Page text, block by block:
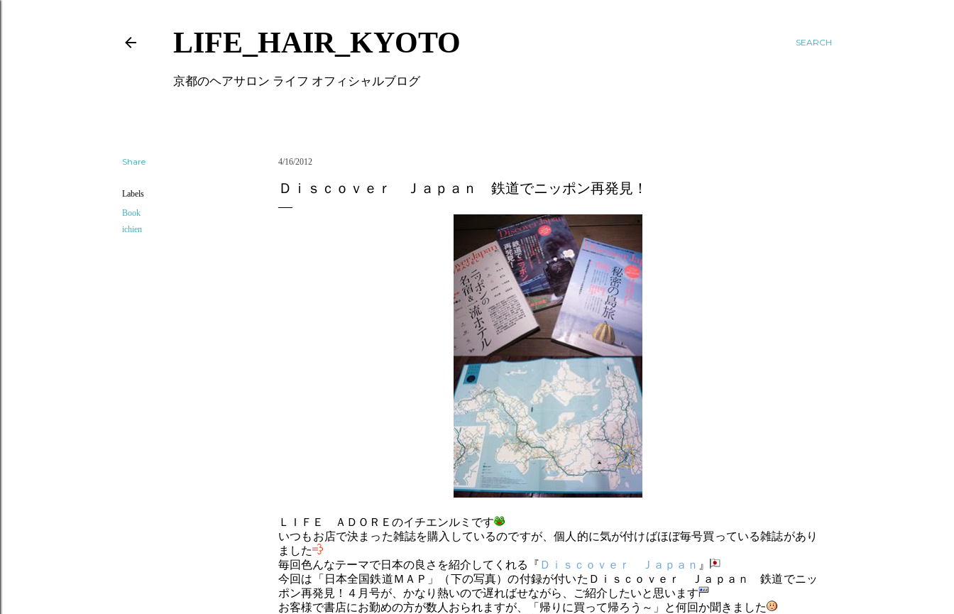
SEARCH
LIFE_HAIR_KYOTO
京都のヘアサロン ライフ オフィシャルブログ
Share
Labels
Book
ichien
4/16/2012
Ｄｉｓｃｏｖｅｒ Ｊａｐａｎ 鉄道でニッポン再発見！
ＬＩＦＥ ＡＤＯＲＥのイチエンルミです
いつもお店で決まった雑誌を購入しているのですが、個人的に気が付けばほぼ毎号買っている雑誌があり
ました
毎回色んなテーマで日本の良さを紹介してくれる『 Ｄｉｓｃｏｖｅｒ Ｊａｐａｎ 』
今回は「日本全国鉄道ＭＡＰ」（下の写真）の付録が付いたＤｉｓｃｏｖｅｒ Ｊａｐａｎ 鉄道でニッ
ポン再発見！４月号が、かなり熱いので遅ればせながら、ご紹介したいと思います
お客様で書店にお勤めの方が数人おられますが、「帰りに買って帰ろう～」と何回か聞きました